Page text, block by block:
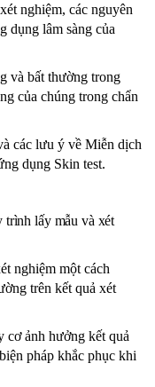
nghiệm, các nguyên
dụng lâm sàng của
và bất thường trong
của chúng trong chẩn
các lưu ý về Miễn dịch
dụng Skin test.
trình lấy mẫu và xét
nghiệm một cách
trên kết quả xét
cơ ảnh hưởng kết quả
pháp khắc phục khi